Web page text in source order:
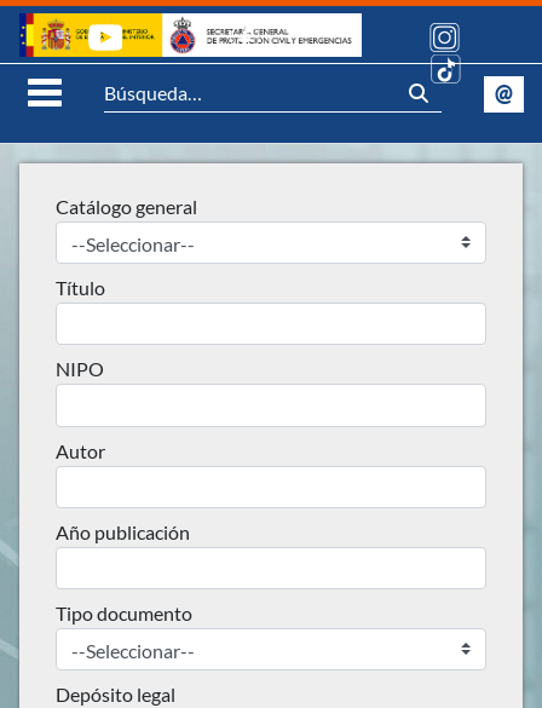
Saltar al contenido
Abrir Menú móvil
Síguenos:
@
Catálogo general
Título
NIPO
Autor
Año publicación
Tipo documento
Depósito legal